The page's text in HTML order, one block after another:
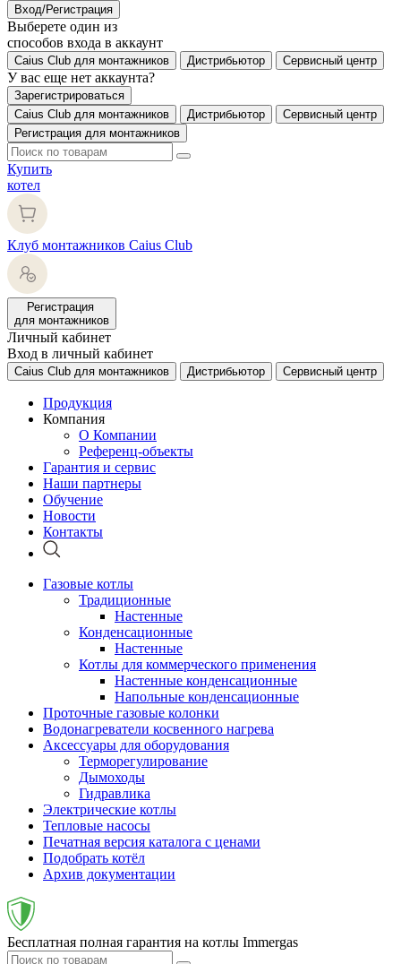
Вход/Регистрация
Выберете один из
способов входа в аккаунт
Caius Club для монтажников Дистрибьютор Сервисный центр
У вас еще нет аккаунта?
Зарегистрироваться
Caius Club для монтажников
Дистрибьютор
Сервисный центр
Регистрация для монтажников
Купить
котел
Клуб монтажников Caius Club
Регистрация
для монтажников
Личный кабинет
Вход в личный кабинет
Caius Club для монтажников Дистрибьютор Сервисный центр
Продукция
Компания
О Компании
Референц-объекты
Гарантия и сервис
Наши партнеры
Обучение
Новости
Контакты
Газовые котлы
Традиционные
Настенные
Конденсационные
Настенные
Котлы для коммерческого применения
Настенные конденсационные
Напольные конденсационные
Проточные газовые колонки
Водонагреватели косвенного нагрева
Аксессуары для оборудования
Терморегулирование
Дымоходы
Гидравлика
Электрические котлы
Тепловые насосы
Печатная версия каталога с ценами
Подобрать котёл
Архив документации
Бесплатная полная гарантия на котлы Immergas